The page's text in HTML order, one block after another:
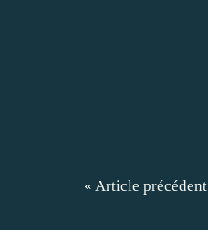
« Article précédent